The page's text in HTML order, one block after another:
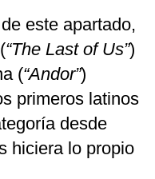
este apartado,
“The Last of Us”)
(“Andor”)
primeros latinos
desde
hiciera lo propio